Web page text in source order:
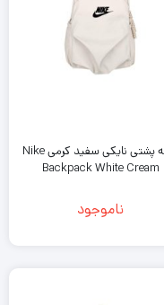
کوله پشتی نایکی سفید کرمی Nike
Backpack White Cream
ناموجود